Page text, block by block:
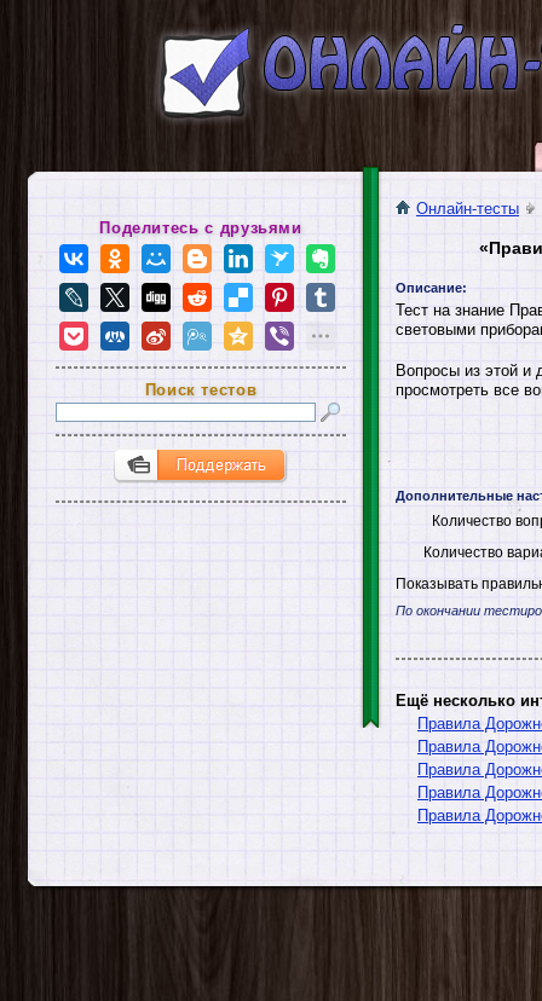
Онлайн-тесты
Описание:
Тест на знание
световыми
Вопросы из этой и
просмотреть все
Дополнительные
Количество
Количество
Показывать
По окончании
Ещё несколько
Правила
Правила
Правила
Правила
Правила
Поделитесь с друзьями
Поиск тестов